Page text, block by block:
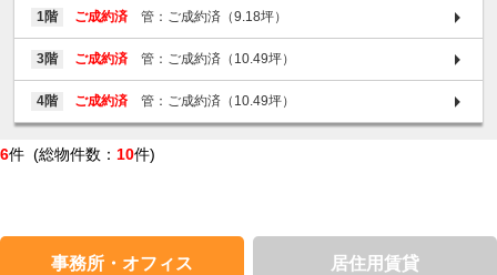
1階 ご成約済 管：ご成約済（9.18坪）
3階 ご成約済 管：ご成約済（10.49坪）
4階 ご成約済 管：ご成約済（10.49坪）
6件 (総物件数： 10件)
事務所・オフィス 居住用賃貸